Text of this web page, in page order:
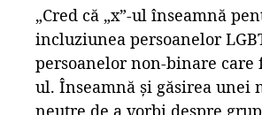
„Cred că „x”-ul înseamnă
incluziunea persoanelor
persoanelor non-binare care
ul. Înseamnă și găsirea unei